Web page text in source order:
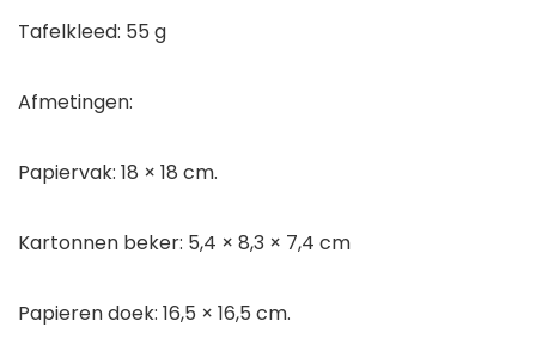
Tafelkleed: 55 g
Afmetingen:
Papiervak: 18 × 18 cm.
Kartonnen beker: 5,4 × 8,3 × 7,4 cm
Papieren doek: 16,5 × 16,5 cm.